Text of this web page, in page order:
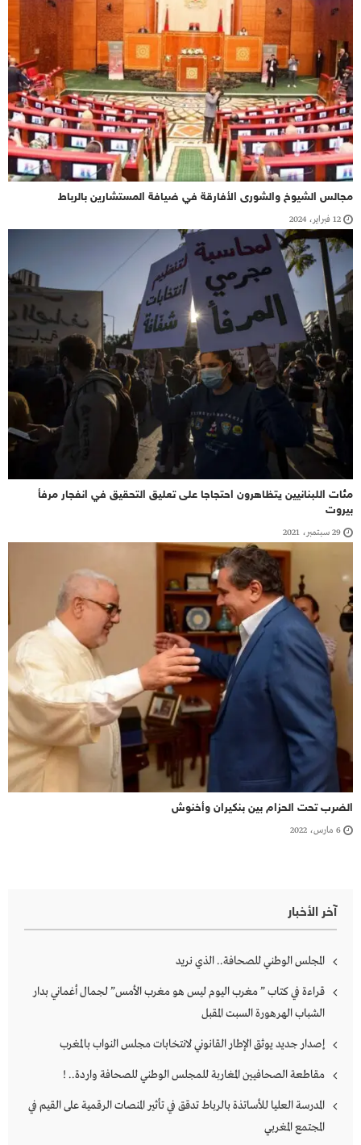
مجالس الشيوخ والشورى الأفارقة في ضيافة المستشارين بالرباط
12 فبراير، 2024
مئات اللبنانيين يتظاهرون احتجاجا على تعليق التحقيق في انفجار مرفأ
بيروت
29 سبتمبر، 2021
الضرب تحت الحزام بين بنكيران وأخنوش
6 مارس، 2022
آخر الأخبار
المجلس الوطني للصحافة.. الذي نريد
قراءة في كتاب ” مغرب اليوم ليس هو مغرب الأمس” لجمال أغماني بدار
الشباب الهرهورة السبت المقبل
إصدار جديد يوثق الإطار القانوني لانتخابات مجلس النواب بالمغرب
مقاطعة الصحافيين المغاربة للمجلس الوطني للصحافة واردة.. !
المدرسة العليا للأساتذة بالرباط تدقق في تأثير المنصات الرقمية على القيم في
المجتمع المغربي